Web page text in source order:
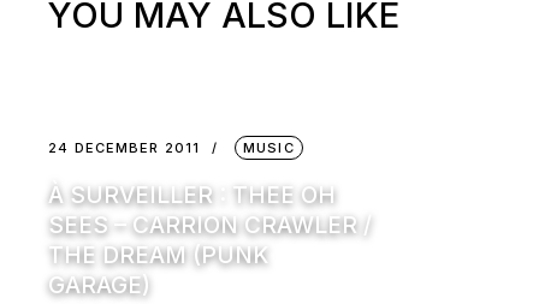
YOU MAY ALSO LIKE
24 DECEMBER 2011 MUSIC
À SURVEILLER : THEE OH
SEES – CARRION CRAWLER /
THE DREAM (PUNK
GARAGE)